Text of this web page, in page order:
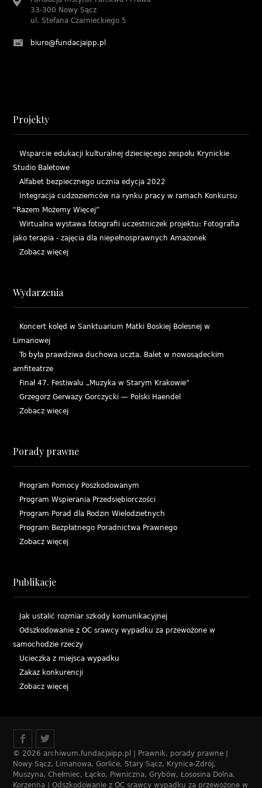
33-300 Nowy Sącz
ul. Stefana Czarnieckiego 5
biuro@fundacjaipp.pl
Projekty
Wsparcie edukacji kulturalnej dziecięcego zespołu Krynickie
Studio Baletowe
Alfabet bezpiecznego ucznia edycja 2022
Integracja cudzoziemców na rynku pracy w ramach Konkursu
"Razem Możemy Więcej”
Wirtualna wystawa fotografii uczestniczek projektu: Fotografia
jako terapia - zajęcia dla niepełnosprawnych Amazonek
Zobacz więcej
Wydarzenia
Koncert kolęd w Sanktuarium Matki Boskiej Bolesnej w
Limanowej
To była prawdziwa duchowa uczta. Balet w nowosądeckim
amfiteatrze
Finał 47. Festiwalu „Muzyka w Starym Krakowie”
Grzegorz Gerwazy Gorczycki — Polski Haendel
Zobacz więcej
Porady prawne
Program Pomocy Poszkodowanym
Program Wspierania Przedsiębiorczości
Program Porad dla Rodzin Wielodzietnych
Program Bezpłatnego Poradnictwa Prawnego
Zobacz więcej
Publikacje
Jak ustalić rozmiar szkody komunikacyjnej
Odszkodowanie z OC srawcy wypadku za przewożone w
samochodzie rzeczy
Ucieczka z miejsca wypadku
Zakaz konkurencji
Zobacz więcej
© 2026 archiwum.fundacjaipp.pl | Prawnik, porady prawne |
Nowy Sącz, Limanowa, Gorlice, Stary Sącz, Krynica-Zdrój,
Muszyna, Chełmiec, Łącko, Piwniczna, Grybów, Łososina Dolna,
Korzenna | Odszkodowanie z OC srawcy wypadku za przewożone w